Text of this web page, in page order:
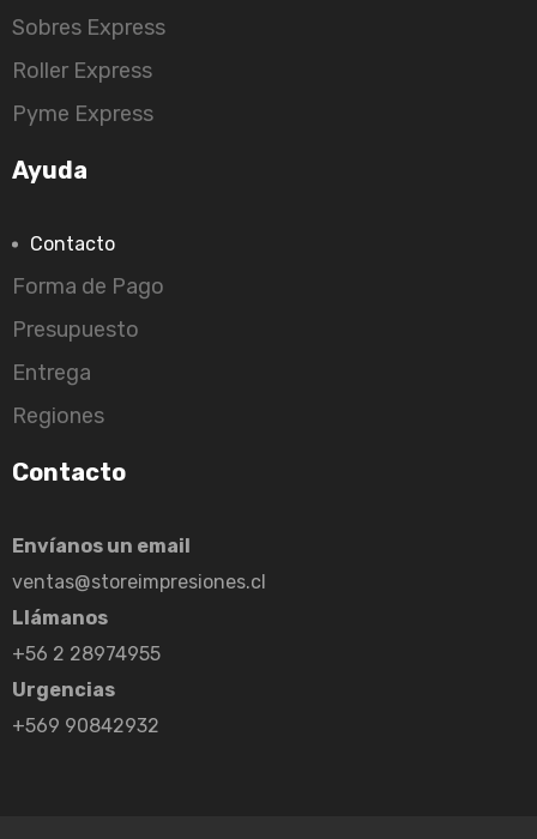
Sobres Express
Roller Express
Pyme Express
Ayuda
Contacto
Forma de Pago
Presupuesto
Entrega
Regiones
Contacto
Envíanos un email
ventas@storeimpresiones.cl
Llámanos
+56 2 28974955
Urgencias
+569 90842932